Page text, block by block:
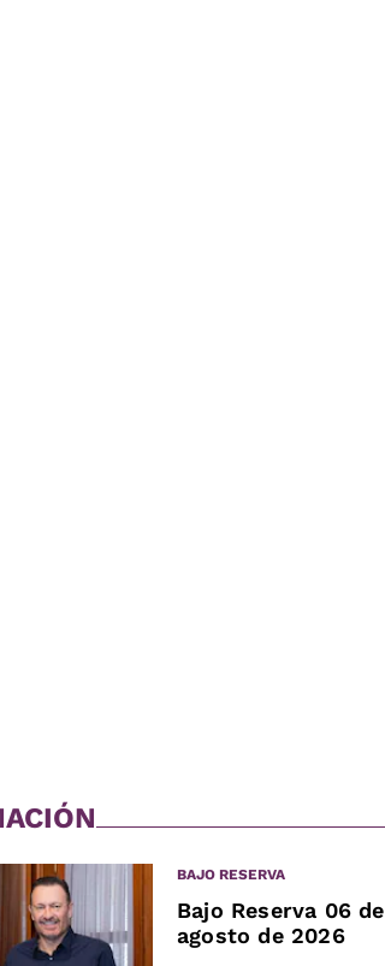
BAJO RESERVA
Bajo Reserva 06 de
agosto de 2026